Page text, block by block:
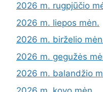
2026 m. rugpjūčio
2026 m. liepos mėn.
2026 m. birželio
2026 m. gegužės
2026 m. balandžio